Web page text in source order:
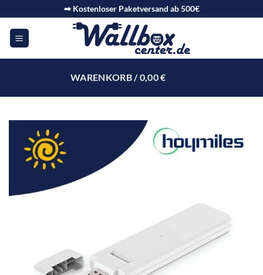
➡ Kostenloser Paketversand ab 500€
WARENKORB /0,00€